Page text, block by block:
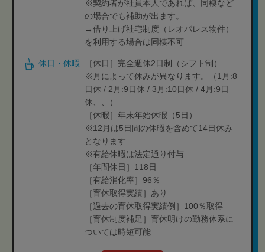
※契約者が社員本人であれば、同棲など
の場合でも補助が出ます。
→借り上げ社宅制度（レオパレス物件）
を利用する場合は同棲不可
休日・休暇
［休日］完全週休2日制（シフト制）
※月によって休みが異なります。（1月:8
日休 / 2月:9日休 / 3月:10日休 / 4月:9日
休、、）
［休暇］年末年始休暇（5日）
※12月は5日間の休暇を含めて14日休み
となります
※有給休暇は法定通り付与
［年間休日］118日
［有給消化率］96％
［育休取得実績］あり
［過去の育休取得実績例］100％取得
［育休制度補足］育休明けの勤務体系に
ついては時短可能